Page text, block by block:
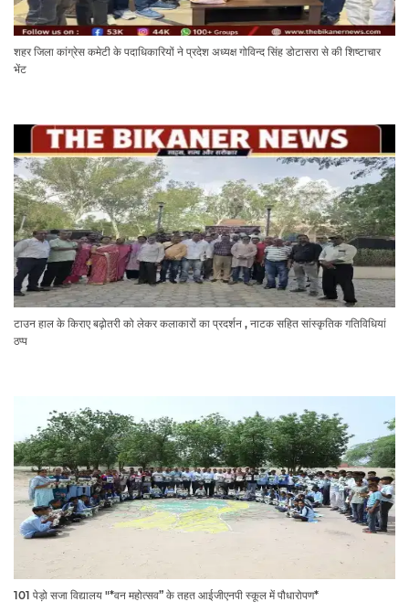
शहर जिला कांग्रेस कमेटी के पदाधिकारियों ने प्रदेश अध्यक्ष गोविन्द सिंह डोटासरा से की शिष्टाचार
भेंट
टाउन हाल के किराए बढ़ोतरी को लेकर कलाकारों का प्रदर्शन , नाटक सहित सांस्कृतिक गतिविधियां
ठप्प
101 पेड़ो सजा विद्यालय "*वन महोत्सव” के तहत आईजीएनपी स्कूल में पौधारोपण*